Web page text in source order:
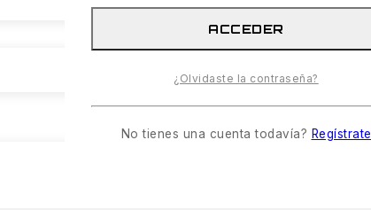
ACCEDER
¿Olvidaste la contraseña?
No tienes una cuenta todavía? Regístrate